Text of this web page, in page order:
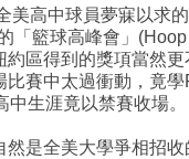
美高中球員夢寐以求
「籃球高峰會」
約區得到的獎項當然
比賽中太過衝動，竟
生涯竟以禁賽收場。
然是全美大學爭相招